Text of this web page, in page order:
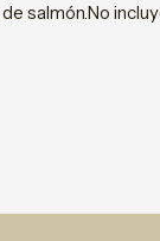
salmón.No